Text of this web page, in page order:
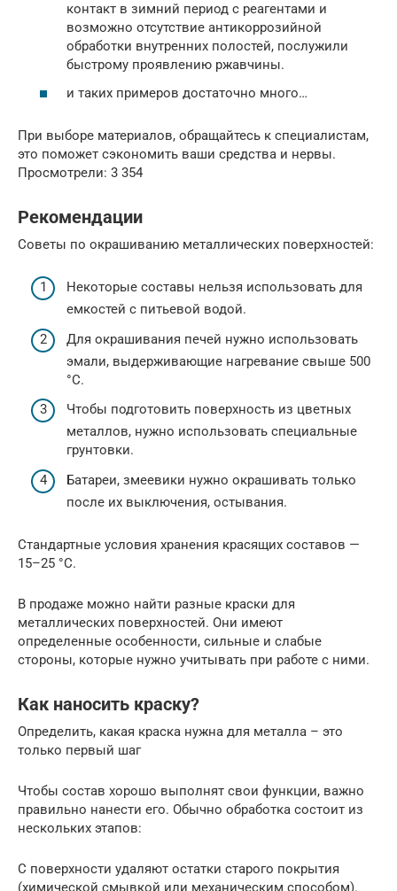
контакт в зимний период с реагентами и
возможно отсутствие антикоррозийной
обработки внутренних полостей, послужили
быстрому проявлению ржавчины.
и таких примеров достаточно много…
При выборе материалов, обращайтесь к специалистам,
это поможет сэкономить ваши средства и нервы.
Просмотрели: 3 354
Рекомендации
Советы по окрашиванию металлических поверхностей:
Некоторые составы нельзя использовать для
емкостей с питьевой водой.
Для окрашивания печей нужно использовать
эмали, выдерживающие нагревание свыше 500
°C.
Чтобы подготовить поверхность из цветных
металлов, нужно использовать специальные
грунтовки.
Батареи, змеевики нужно окрашивать только
после их выключения, остывания.
Стандартные условия хранения красящих составов —
15–25 °C.
В продаже можно найти разные краски для
металлических поверхностей. Они имеют
определенные особенности, сильные и слабые
стороны, которые нужно учитывать при работе с ними.
Как наносить краску?
Определить, какая краска нужна для металла – это
только первый шаг
Чтобы состав хорошо выполнят свои функции, важно
правильно нанести его. Обычно обработка состоит из
нескольких этапов:
С поверхности удаляют остатки старого покрытия
(химической смывкой или механическим способом).